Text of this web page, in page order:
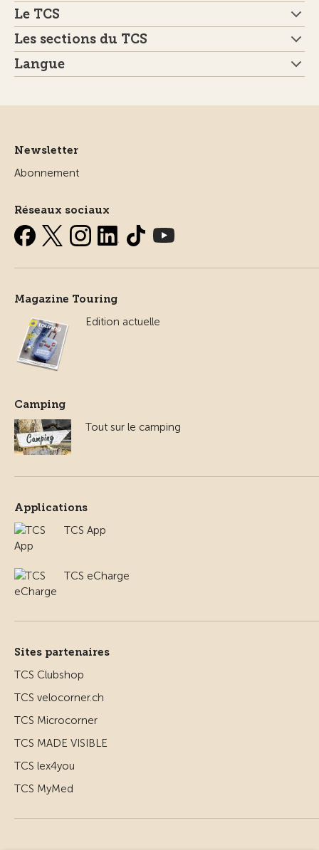
Le TCS
Les sections du TCS
Langue
Newsletter
Abonnement
Réseaux sociaux
Magazine Touring
Edition actuelle
Camping
Tout sur le camping
Applications
TCS App
TCS eCharge
Sites partenaires
TCS Clubshop
TCS velocorner.ch
TCS Microcorner
TCS MADE VISIBLE
TCS lex4you
TCS MyMed